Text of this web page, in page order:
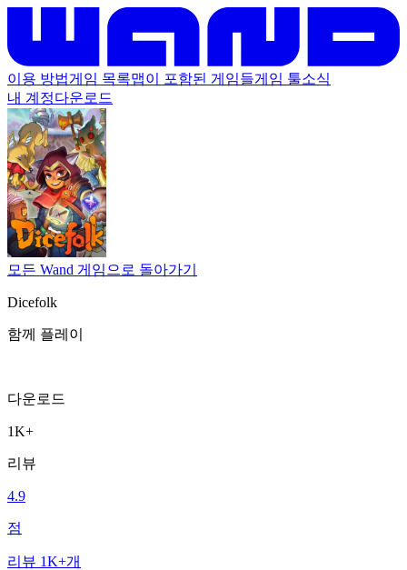
이용 방법게임 목록맵이 포함된 게임들게임 툴소식
내 계정다운로드
모든 Wand 게임으로 돌아가기
Dicefolk
함께 플레이
다운로드
1K+
리뷰
4.9
점
리뷰 1K+개